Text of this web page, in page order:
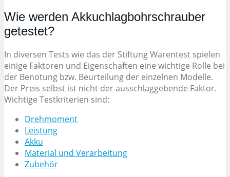
Wie werden Akkuchlagbohrschrauber
getestet?
In diversen Tests wie das der Stiftung Warentest spielen
einige Faktoren und Eigenschaften eine wichtige Rolle bei
der Benotung bzw. Beurteilung der einzelnen Modelle.
Der Preis selbst ist nicht der ausschlaggebende Faktor.
Wichtige Testkriterien sind:
Drehmoment
Leistung
Akku
Material und Verarbeitung
Zubehör